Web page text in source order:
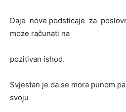
Daje nove podsticaje za
moze računati na
pozitivan ishod.
Svjestan je da se mora punom
svoju